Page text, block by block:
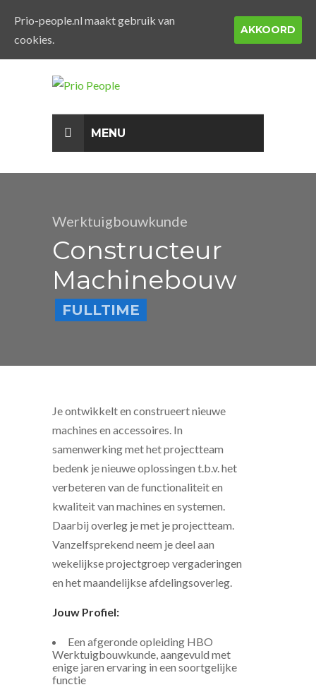
MENU
Werktuigbouwkunde
Constructeur
Machinebouw
FULLTIME
Je ontwikkelt en construeert nieuwe
machines en accessoires. In
samenwerking met het projectteam
bedenk je nieuwe oplossingen t.b.v. het
verbeteren van de functionaliteit en
kwaliteit van machines en systemen.
Daarbij overleg je met je projectteam.
Vanzelfsprekend neem je deel aan
wekelijkse projectgroep vergaderingen
en het maandelijkse afdelingsoverleg.
Jouw Profiel:
Een afgeronde opleiding HBO
Werktuigbouwkunde, aangevuld met
enige jaren ervaring in een soortgelijke
functie
Prio-people.nl maakt gebruik van
cookies.
AKKOORD